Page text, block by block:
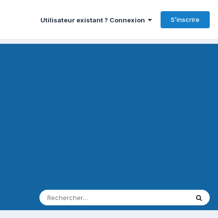
Utilisateur existant ? Connexion S’inscrire